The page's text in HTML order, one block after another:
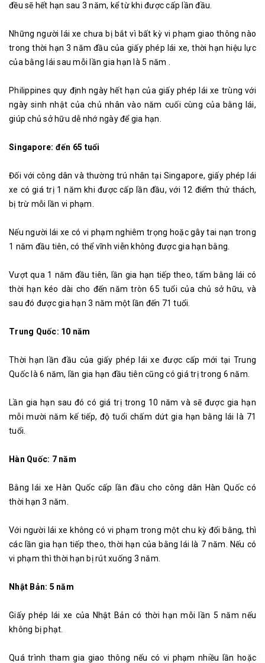
đều sẽ hết hạn sau 3 năm, kể từ khi được cấp lần đầu.
Những người lái xe chưa bị bắt vì bất kỳ vi phạm giao thông nào
trong thời hạn 3 năm đầu của giấy phép lái xe, thời hạn hiệu lực
của bằng lái sau mỗi lần gia hạn là 5 năm .
Philippines quy định ngày hết hạn của giấy phép lái xe trùng với
ngày sinh nhật của chủ nhân vào năm cuối cùng của bằng lái,
giúp chủ sở hữu dễ nhớ ngày để gia hạn.
Singapore: đến 65 tuổi
Đối với công dân và thường trú nhân tại Singapore, giấy phép lái
xe có giá trị 1 năm khi được cấp lần đầu, với 12 điểm thử thách,
bị trừ mỗi lần vi phạm.
Nếu người lái xe có vi phạm nghiêm trọng hoặc gây tai nạn trong
1 năm đầu tiên, có thể vĩnh viễn không được gia hạn bằng.
Vượt qua 1 năm đầu tiên, lần gia hạn tiếp theo, tấm bằng lái có
thời hạn kéo dài cho đến năm tròn 65 tuổi của chủ sở hữu, và
sau đó được gia hạn 3 năm một lần đến 71 tuổi.
Trung Quốc: 10 năm
Thời hạn lần đầu của giấy phép lái xe được cấp mới tại Trung
Quốc là 6 năm, lần gia hạn đầu tiên cũng có giá trị trong 6 năm.
Lần gia hạn sau đó có giá trị trong 10 năm và sẽ được gia hạn
mỗi mười năm kế tiếp, độ tuổi chấm dứt gia hạn bằng lái là 71
tuổi.
Hàn Quốc: 7 năm
Bằng lái xe Hàn Quốc cấp lần đầu cho công dân Hàn Quốc có
thời hạn 3 năm.
Với người lái xe không có vi phạm trong một chu kỳ đổi bằng, thì
các lần gia hạn tiếp theo, thời hạn của bằng lái là 7 năm. Nếu có
vi phạm thì thời hạn bị rút xuống 3 năm.
Nhật Bản: 5 năm
Giấy phép lái xe của Nhật Bản có thời hạn mỗi lần 5 năm nếu
không bị phạt.
Quá trình tham gia giao thông nếu có vi phạm nhiều lần hoặc